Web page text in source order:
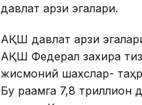
давлат қарзи эгалари.
АҚШ давлат қарзи
АҚШ Федерал захира
жисмоний шахслар-
Бу рақамга 7,8 триллион